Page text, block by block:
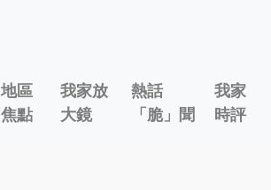
地區
焦點
我家放
大鏡
熱話
「脆」聞
我家
時評